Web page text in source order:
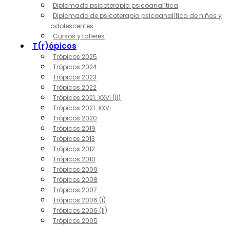
Diplomado psicoterapia psicoanalítica
Diplomado de psicoterapia psicoanalítica de niños y
adolescentes
Cursos y talleres
T(r)ópicos
Trópicos 2025
Trópicos 2024
Trópicos 2023
Trópicos 2022
Trópicos 2021. XXVI (II)
Trópicos 2021. XXVI
Trópicos 2020
Trópicos 2019
Trópicos 2013
Trópicos 2012
Trópicos 2010
Trópicos 2009
Trópicos 2008
Trópicos 2007
Trópicos 2006 (I)
Trópicos 2006 (II)
Trópicos 2005